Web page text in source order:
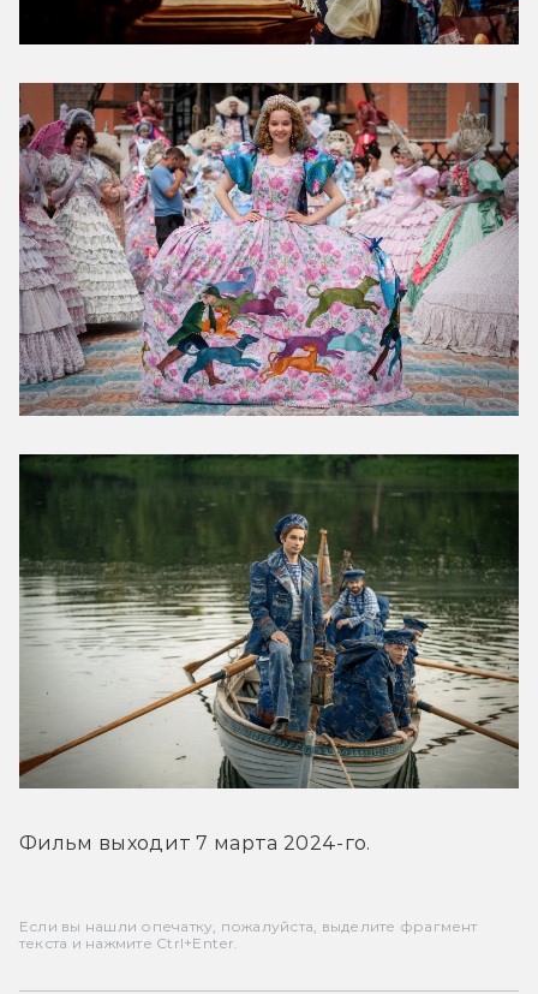
Фильм выходит 7 марта 2024-го.
Если вы нашли опечатку, пожалуйста, выделите фрагмент
текста и нажмите Ctrl+Enter.